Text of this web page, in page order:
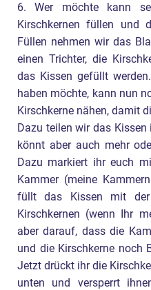
6. Wer möchte kann
Kirschkernen füllen und
Füllen nehmen wir das
einen Trichter, die
das Kissen gefüllt
haben möchte, kann nun
Kirschkerne nähen, damit
Dazu teilen wir das
könnt aber auch mehr
Dazu markiert ihr euch
Kammer (meine
füllt das Kissen mit
Kirschkernen (wenn Ihr
aber darauf, dass die
und die Kirschkerne noch
Jetzt drückt ihr die
unten und versperrt